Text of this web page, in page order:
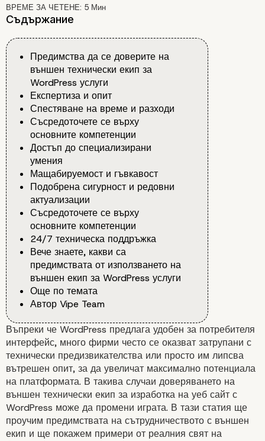
ВРЕМЕ ЗА ЧЕТЕНЕ: 5 Мин
Съдържание
Предимства да се доверите на
външен технически екип за
WordPress услуги
Експертиза и опит
Спестяване на време и разходи
Съсредоточете се върху
основните компетенции
Достъп до специализирани
умения
Мащабируемост и гъвкавост
Подобрена сигурност и редовни
актуализации
Съсредоточете се върху
основните компетенции
24/7 техническа поддръжка
Вече знаете, какви са
предимствата от използването на
външен екип за WordPress услуги
Още по темата
Автор Vipe Team
Въпреки че WordPress предлага удобен за потребителя
интерфейс, много фирми често се оказват затрупани с
технически предизвикателства или просто им липсва
вътрешен опит, за да увеличат максимално потенциала
на платформата. В такива случаи доверяването на
външен технически екип за изработка на уеб сайт с
WordPress може да промени играта. В тази статия ще
проучим предимствата на сътрудничеството с външен
екип и ще покажем примери от реалния свят на